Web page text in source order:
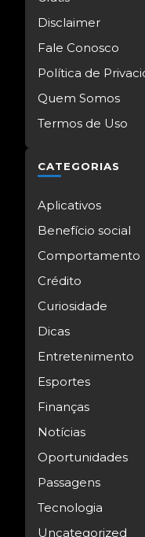
Disclaimer
Fale Conosco
Política de
Quem Somos
Termos de Uso
CATEGORIAS
Aplicativos
Benefício social
Comportamento
Crédito
Curiosidade
Dicas
Entretenimento
Esportes
Finanças
Notícias
Oportunidades
Passagens
Tecnologia
Uncategorized